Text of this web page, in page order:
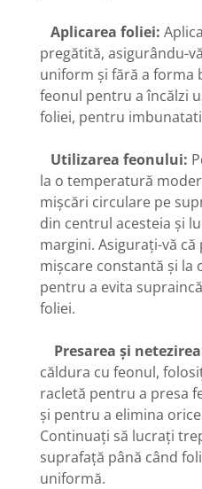
Aplicarea foliei:
pregătită, asigurându-
uniform și fără a forma
feonul pentru a încălzi
foliei, pentru
Utilizarea feonului:
la o temperatură
mișcări circulare pe
din centrul acesteia și
margini. Asigurați-vă
mișcare constantă și la
pentru a evita
foliei.
Presarea și
căldura cu feonul,
racletă pentru a presa
și pentru a elimina
Continuați să lucrați
suprafață până când
uniformă.